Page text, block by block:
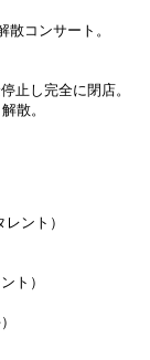
ンサート。
し完全に閉店。
散。
ント）
）